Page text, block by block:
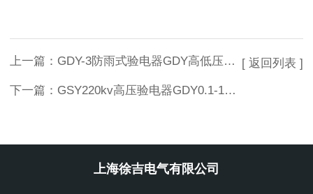
上一篇： GDY-3防雨式验电器GDY高低压验电器|高低压验电器厂家
下一篇： GSY220kv高压验电器GDY0.1-10kv高低压验电器
[ 返回列表 ]
上海徐吉电气有限公司